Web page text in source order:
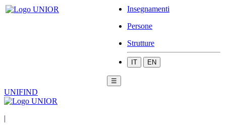
Insegnamenti
Persone
Strutture
IT EN
☰
UNIFIND
|